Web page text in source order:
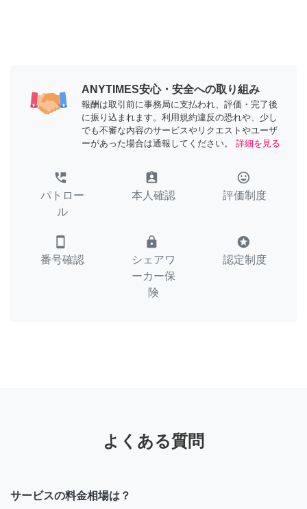
ANYTIMES安心・安全への取り組み
報酬は取引前に事務局に支払われ、評価・完了後
に振り込まれます。利用規約違反の恐れや、少し
でも不審な内容のサービスやリクエストやユーザ
ーがあった場合は通報してください。
詳細を見る
perm_phone_msg
パトロー
ル
assignment_ind
本人確認
tag_faces
評価制度
smartphone
番号確認
lock
シェアワ
ーカー保
険
stars
認定制度
よくある質問
サービスの料金相場は？